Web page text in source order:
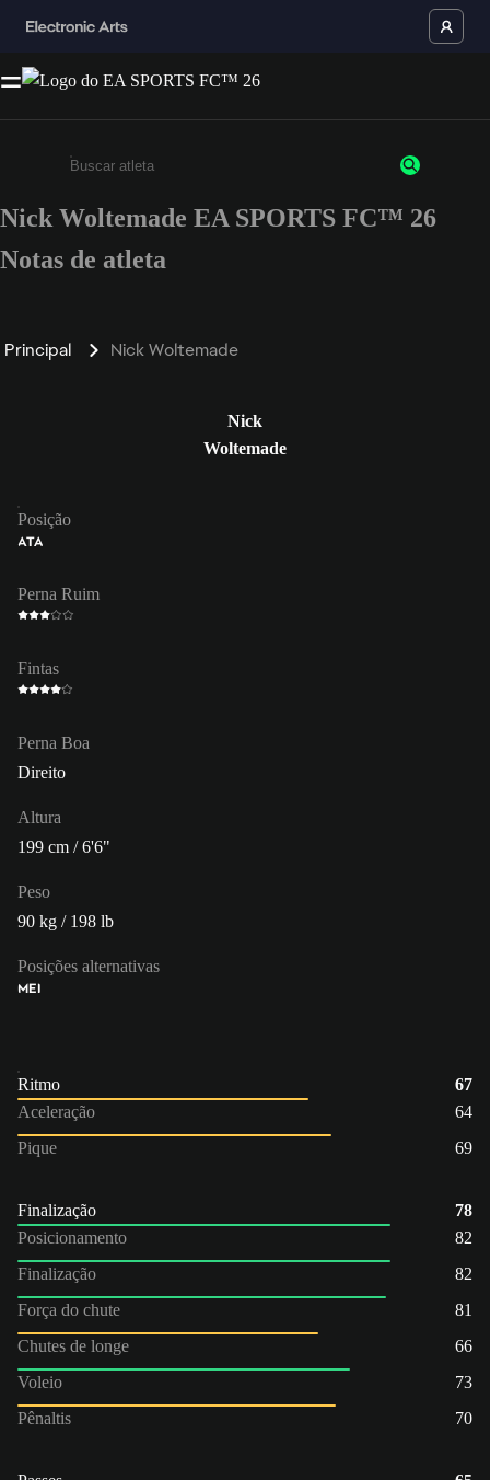
Insira pelo menos 3 caracteres ou números
Nick Woltemade EA SPORTS FC™ 26
Notas de atleta
Principal Nick Woltemade
Nick
Woltemade
Posição
ATA
Perna Ruim
Fintas
Perna Boa
Direito
Altura
199 cm / 6'6"
Peso
90 kg / 198 lb
Posições alternativas
MEI
Ritmo
67
Aceleração
64
Pique
69
Finalização
78
Posicionamento
82
Finalização
82
Força do chute
81
Chutes de longe
66
Voleio
73
Pênaltis
70